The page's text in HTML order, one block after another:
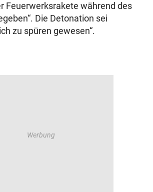
Feuerwerksrakete während des
Die Detonation sei
zu spüren gewesen“.